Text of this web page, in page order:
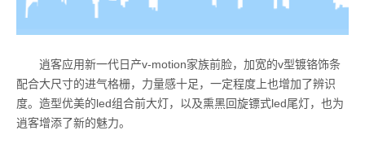
逍客应用新一代日产v-motion家族前脸，加宽的v型镀铬饰条
配合大尺寸的进气格栅，力量感十足，一定程度上也增加了辨识
度。造型优美的led组合前大灯，以及熏黑回旋镖式led尾灯，也为
逍客增添了新的魅力。